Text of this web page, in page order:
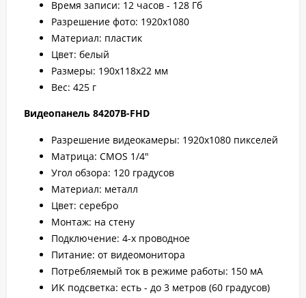
Время записи: 12 часов - 128 Гб
Разрешение фото: 1920х1080
Материал: пластик
Цвет: белый
Размеры: 190х118х22 мм
Вес: 425 г
Видеопанель 84207B-FHD
Разрешение видеокамеры: 1920x1080 пикселей
Матрица: CMOS 1/4"
Угол обзора: 120 градусов
Материал: металл
Цвет: серебро
Монтаж: на стену
Подключение: 4-х проводное
Питание: от видеомонитора
Потребляемый ток в режиме работы: 150 мА
ИК подсветка: есть - до 3 метров (60 градусов)